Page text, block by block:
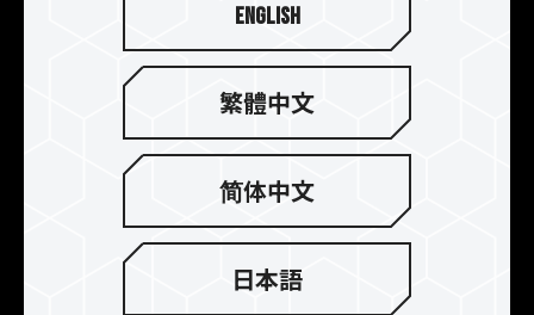
デュアルモジュール高速ワン
クリックオーバークロック
最新のIntel XMP3.0およびAMD EXPOオーバーク
ロック技術をサポートしており、ASRock、
ASUS、BIOSTAR、GIGABYTE、MSI マザーボー
ドメーカーの完全な互換性と安定性検証に合格し
ているため、メモリーは優れた互換性でパフォー
マンスの向上を簡単に体験できます。IntelとAMD
プラットフォームで安定したワンクリックオーバ
English
繁體中文
简体中文
日本語